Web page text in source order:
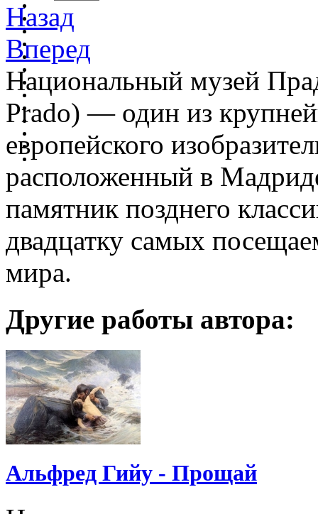
Назад
Вперед
Национальный музей
Prado) — один из
европейского
расположенный в
памятник позднего
двадцатку самых
мира.
Другие работы автора:
Альфред Гийу - Прощай